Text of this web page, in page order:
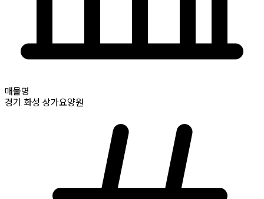
매물명
경기 화성 상가요양원